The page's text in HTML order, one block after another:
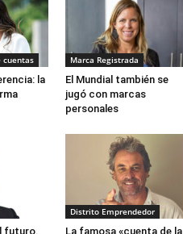
cuentas
la
Marca Registrada
El Mundial también se
jugó con marcas
personales
futuro.
Distrito Emprendedor
La famosa «cuenta de la